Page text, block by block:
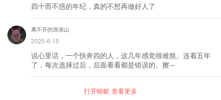
四十而不惑的年纪，真的不想再做好人了
离不开的浪浪山
2025-6-15
说心里话，一个快奔四的人，这几年感觉很难熬。连着五年
了，每次选择过后，后面看看都是错误的。擦～
打开蜻蜓 查看更多